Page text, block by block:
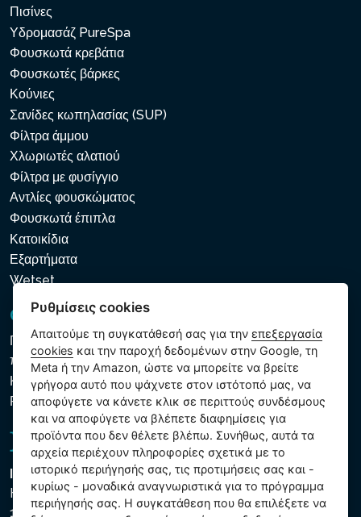
Πισίνες
Υδρομασάζ PureSpa
Φουσκωτά κρεβάτια
Φουσκωτές βάρκες
Κούνιες
Σανίδες κωπηλασίας (SUP)
Φίλτρα άμμου
Χλωριωτές αλατιού
Φίλτρα με φυσίγγιο
Αντλίες φουσκώματος
Φουσκωτά έπιπλα
Κατοικίδια
Εξαρτήματα
Wetset
GDPR και Cookies
Πολιτική προστασίας προσωπικών και λοιπών δεδομένων
που υποβάλλονται σε επεξεργασία
Κανόνες χρήσης των αρχείων cookie
Ρυθμίσεις cookies
Intex Trading, s.r.o.
Hradecká 2526/3
130 00 Praha 3
Ρυθμίσεις cookies
Απαιτούμε τη συγκατάθεσή σας για τηνεπεξεργασία
cookies και την παροχή δεδομένων στην Google, τη
Meta ή την Amazon, ώστε να μπορείτε να βρείτε
γρήγορα αυτό που ψάχνετε στον ιστότοπό μας, να
αποφύγετε να κάνετε κλικ σε περιττούς συνδέσμους
και να αποφύγετε να βλέπετε διαφημίσεις για
προϊόντα που δεν θέλετε βλέπω. Συνήθως, αυτά τα
αρχεία περιέχουν πληροφορίες σχετικά με το
ιστορικό περιήγησής σας, τις προτιμήσεις σας και -
κυρίως - μοναδικά αναγνωριστικά για το πρόγραμμα
περιήγησής σας. Η συγκατάθεση που θα επιλέξετε να